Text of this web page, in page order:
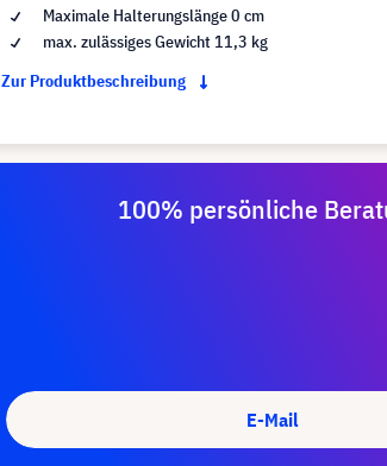
Maximale Halterungslänge 0 cm
max. zulässiges Gewicht 11,3 kg
Zur Produktbeschreibung
100% persönliche
E-Mail